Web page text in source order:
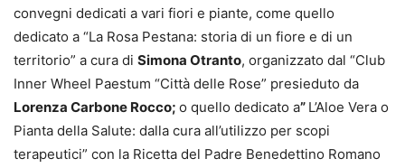
convegni dedicati a vari fiori e piante, come quello
dedicato a “La Rosa Pestana: storia di un fiore e di un
territorio” a cura di Simona Otranto, organizzato dal “Club
Inner Wheel Paestum “Città delle Rose” presieduto da
Lorenza Carbone Rocco; o quello dedicato a” L’Aloe Vera o
Pianta della Salute: dalla cura all’utilizzo per scopi
terapeutici” con la Ricetta del Padre Benedettino Romano